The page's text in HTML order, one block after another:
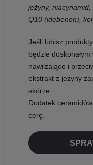
jeżyny,
Q10 (idebenon),
Jeśli lubisz
będzie
nawilżająco i
ekstrakt z jeżyny
skórze.
Dodatek
cerę.